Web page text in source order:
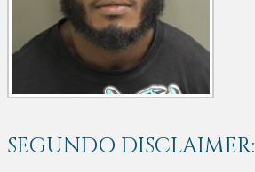
SEGUNDO DISCLAIMER: